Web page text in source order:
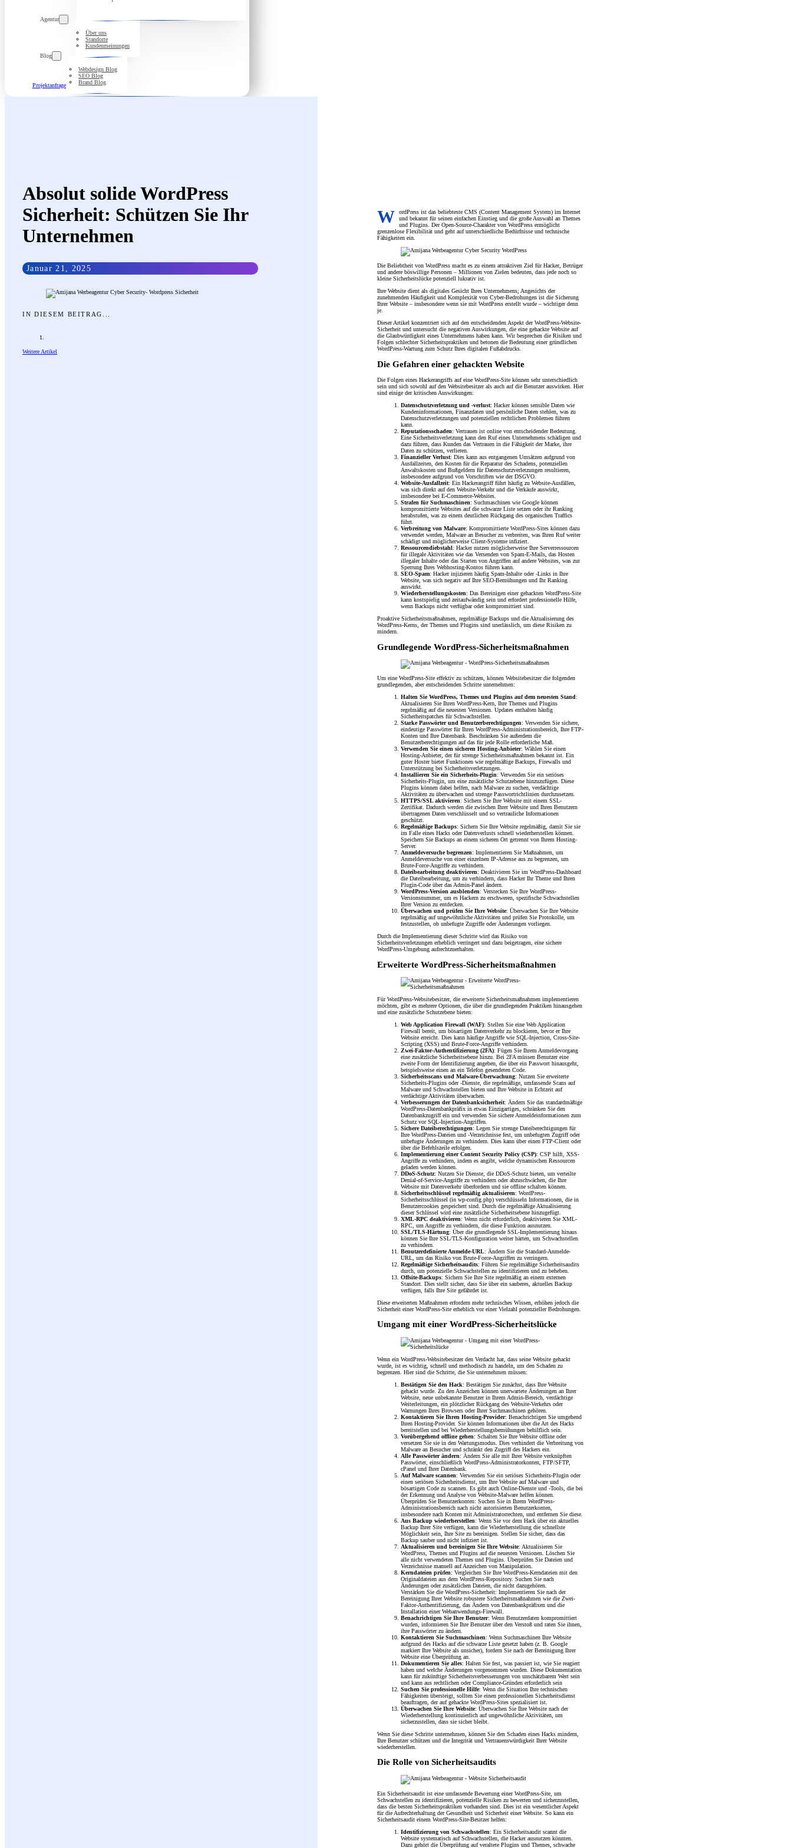
Agentur
Über uns
Standorte
Kundenmeinungen
Blog
Webdesign Blog
SEO Blog
Brand Blog
Projektanfrage
Absolut solide WordPress
Sicherheit: Schützen Sie Ihr
Unternehmen
Januar 21, 2025
IN DIESEM BEITRAG...
Weitere Artikel
W
ordPress ist das beliebteste CMS (Content Management System) im Internet
und bekannt für seinen einfachen Einstieg und die große Auswahl an Themes
und Plugins. Der Open-Source-Charakter von WordPress ermöglicht
grenzenlose Flexibilität und geht auf unterschiedliche Bedürfnisse und technische
Fähigkeiten ein.
Die Beliebtheit von WordPress macht es zu einem attraktiven Ziel für Hacker, Betrüger
und andere böswillige Personen – Millionen von Zielen bedeuten, dass jede noch so
kleine Sicherheitslücke potenziell lukrativ ist.
Ihre Website dient als digitales Gesicht Ihres Unternehmens; Angesichts der
zunehmenden Häufigkeit und Komplexität von Cyber-Bedrohungen ist die Sicherung
Ihrer Website – insbesondere wenn sie mit WordPress erstellt wurde – wichtiger denn
je.
Dieser Artikel konzentriert sich auf den entscheidenden Aspekt der WordPress-Website-
Sicherheit und untersucht die negativen Auswirkungen, die eine gehackte Website auf
die Glaubwürdigkeit eines Unternehmens haben kann. Wir besprechen die Risiken und
Folgen schlechter Sicherheitspraktiken und betonen die Bedeutung einer gründlichen
WordPress-Wartung zum Schutz Ihres digitalen Fußabdrucks.
Die Gefahren einer gehackten Website
Die Folgen eines Hackerangriffs auf eine WordPress-Site können sehr unterschiedlich
sein und sich sowohl auf den Websitebesitzer als auch auf die Benutzer auswirken. Hier
sind einige der kritischen Auswirkungen:
Datenschutzverletzung und -verlust: Hacker können sensible Daten wie
Kundeninformationen, Finanzdaten und persönliche Daten stehlen, was zu
Datenschutzverletzungen und potenziellen rechtlichen Problemen führen
kann.
Reputationsschaden: Vertrauen ist online von entscheidender Bedeutung.
Eine Sicherheitsverletzung kann den Ruf eines Unternehmens schädigen und
dazu führen, dass Kunden das Vertrauen in die Fähigkeit der Marke, ihre
Daten zu schützen, verlieren.
Finanzieller Verlust: Dies kann aus entgangenen Umsätzen aufgrund von
Ausfallzeiten, den Kosten für die Reparatur des Schadens, potenziellen
Anwaltskosten und Bußgeldern für Datenschutzverletzungen resultieren,
insbesondere aufgrund von Vorschriften wie der DSGVO.
Website-Ausfallzeit: Ein Hackerangriff führt häufig zu Website-Ausfällen,
was sich direkt auf den Website-Verkehr und die Verkäufe auswirkt,
insbesondere bei E-Commerce-Websites.
Strafen für Suchmaschinen: Suchmaschinen wie Google können
kompromittierte Websites auf die schwarze Liste setzen oder ihr Ranking
herabstufen, was zu einem deutlichen Rückgang des organischen Traffics
führt.
Verbreitung von Malware: Kompromittierte WordPress-Sites können dazu
verwendet werden, Malware an Besucher zu verbreiten, was Ihren Ruf weiter
schädigt und möglicherweise Client-Systeme infiziert.
Ressourcendiebstahl: Hacker nutzen möglicherweise Ihre Serverressourcen
für illegale Aktivitäten wie das Versenden von Spam-E-Mails, das Hosten
illegaler Inhalte oder das Starten von Angriffen auf andere Websites, was zur
Sperrung Ihres Webhosting-Kontos führen kann.
SEO-Spam: Hacker injizieren häufig Spam-Inhalte oder -Links in Ihre
Website, was sich negativ auf Ihre SEO-Bemühungen und Ihr Ranking
auswirkt.
Wiederherstellungskosten: Das Bereinigen einer gehackten WordPress-Site
kann kostspielig und zeitaufwändig sein und erfordert professionelle Hilfe,
wenn Backups nicht verfügbar oder kompromittiert sind.
Proaktive Sicherheitsmaßnahmen, regelmäßige Backups und die Aktualisierung des
WordPress-Kerns, der Themes und Plugins sind unerlässlich, um diese Risiken zu
mindern.
Grundlegende WordPress-Sicherheitsmaßnahmen
Um eine WordPress-Site effektiv zu schützen, können Websitebesitzer die folgenden
grundlegenden, aber entscheidenden Schritte unternehmen:
Halten Sie WordPress, Themes und Plugins auf dem neuesten Stand:
Aktualisieren Sie Ihren WordPress-Kern, Ihre Themes und Plugins
regelmäßig auf die neuesten Versionen. Updates enthalten häufig
Sicherheitspatches für Schwachstellen.
Starke Passwörter und Benutzerberechtigungen: Verwenden Sie sichere,
eindeutige Passwörter für Ihren WordPress-Administrationsbereich, Ihre FTP-
Konten und Ihre Datenbank. Beschränken Sie außerdem die
Benutzerberechtigungen auf das für jede Rolle erforderliche Maß.
Verwenden Sie einen sicheren Hosting-Anbieter: Wählen Sie einen
Hosting-Anbieter, der für strenge Sicherheitsmaßnahmen bekannt ist. Ein
guter Hoster bietet Funktionen wie regelmäßige Backups, Firewalls und
Unterstützung bei Sicherheitsverletzungen.
Installieren Sie ein Sicherheits-Plugin: Verwenden Sie ein seriöses
Sicherheits-Plugin, um eine zusätzliche Schutzebene hinzuzufügen. Diese
Plugins können dabei helfen, nach Malware zu suchen, verdächtige
Aktivitäten zu überwachen und strenge Passwortrichtlinien durchzusetzen.
HTTPS/SSL aktivieren: Sichern Sie Ihre Website mit einem SSL-
Zertifikat. Dadurch werden die zwischen Ihrer Website und Ihren Benutzern
übertragenen Daten verschlüsselt und so vertrauliche Informationen
geschützt.
Regelmäßige Backups: Sichern Sie Ihre Website regelmäßig, damit Sie sie
im Falle eines Hacks oder Datenverlusts schnell wiederherstellen können.
Speichern Sie Backups an einem sicheren Ort getrennt von Ihrem Hosting-
Server.
Anmeldeversuche begrenzen: Implementieren Sie Maßnahmen, um
Anmeldeversuche von einer einzelnen IP-Adresse aus zu begrenzen, um
Brute-Force-Angriffe zu verhindern.
Dateibearbeitung deaktivieren: Deaktivieren Sie im WordPress-Dashboard
die Dateibearbeitung, um zu verhindern, dass Hacker Ihr Theme und Ihren
Plugin-Code über das Admin-Panel ändern.
WordPress-Version ausblenden: Verstecken Sie Ihre WordPress-
Versionsnummer, um es Hackern zu erschweren, spezifische Schwachstellen
Ihrer Version zu entdecken.
Überwachen und prüfen Sie Ihre Website: Überwachen Sie Ihre Website
regelmäßig auf ungewöhnliche Aktivitäten und prüfen Sie Protokolle, um
festzustellen, ob unbefugte Zugriffe oder Änderungen vorliegen.
Durch die Implementierung dieser Schritte wird das Risiko von
Sicherheitsverletzungen erheblich verringert und dazu beigetragen, eine sichere
WordPress-Umgebung aufrechtzuerhalten.
Erweiterte WordPress-Sicherheitsmaßnahmen
Für WordPress-Websitebesitzer, die erweiterte Sicherheitsmaßnahmen implementieren
möchten, gibt es mehrere Optionen, die über die grundlegenden Praktiken hinausgehen
und eine zusätzliche Schutzebene bieten:
Web Application Firewall (WAF): Stellen Sie eine Web Application
Firewall bereit, um bösartigen Datenverkehr zu blockieren, bevor er Ihre
Website erreicht. Dies kann häufige Angriffe wie SQL-Injection, Cross-Site-
Scripting (XSS) und Brute-Force-Angriffe verhindern.
Zwei-Faktor-Authentifizierung (2FA): Fügen Sie Ihrem Anmeldevorgang
eine zusätzliche Sicherheitsebene hinzu. Bei 2FA müssen Benutzer eine
zweite Form der Identifizierung angeben, die über ein Passwort hinausgeht,
beispielsweise einen an ein Telefon gesendeten Code.
Sicherheitsscans und Malware-Überwachung: Nutzen Sie erweiterte
Sicherheits-Plugins oder -Dienste, die regelmäßige, umfassende Scans auf
Malware und Schwachstellen bieten und Ihre Website in Echtzeit auf
verdächtige Aktivitäten überwachen.
Verbesserungen der Datenbanksicherheit: Ändern Sie das standardmäßige
WordPress-Datenbankpräfix in etwas Einzigartiges, schränken Sie den
Datenbankzugriff ein und verwenden Sie sichere Anmeldeinformationen zum
Schutz vor SQL-Injection-Angriffen.
Sichere Dateiberechtigungen: Legen Sie strenge Dateiberechtigungen für
Ihre WordPress-Dateien und -Verzeichnisse fest, um unbefugten Zugriff oder
unbefugte Änderungen zu verhindern. Dies kann über einen FTP-Client oder
über die Befehlszeile erfolgen.
Implementierung einer Content Security Policy (CSP): CSP hilft, XSS-
Angriffe zu verhindern, indem es angibt, welche dynamischen Ressourcen
geladen werden können.
DDoS-Schutz: Nutzen Sie Dienste, die DDoS-Schutz bieten, um verteilte
Denial-of-Service-Angriffe zu verhindern oder abzuschwächen, die Ihre
Website mit Datenverkehr überfordern und sie offline schalten können.
Sicherheitsschlüssel regelmäßig aktualisieren: WordPress-
Sicherheitsschlüssel (in wp-config.php) verschlüsseln Informationen, die in
Benutzercookies gespeichert sind. Durch die regelmäßige Aktualisierung
dieser Schlüssel wird eine zusätzliche Sicherheitsebene hinzugefügt.
XML-RPC deaktivieren: Wenn nicht erforderlich, deaktivieren Sie XML-
RPC, um Angriffe zu verhindern, die diese Funktion ausnutzen.
SSL/TLS-Härtung: Über die grundlegende SSL-Implementierung hinaus
können Sie Ihre SSL/TLS-Konfiguration weiter härten, um Schwachstellen
zu verhindern.
Benutzerdefinierte Anmelde-URL: Ändern Sie die Standard-Anmelde-
URL, um das Risiko von Brute-Force-Angriffen zu verringern.
Regelmäßige Sicherheitsaudits: Führen Sie regelmäßige Sicherheitsaudits
durch, um potenzielle Schwachstellen zu identifizieren und zu beheben.
Offsite-Backups: Sichern Sie Ihre Site regelmäßig an einem externen
Standort. Dies stellt sicher, dass Sie über ein sauberes, aktuelles Backup
verfügen, falls Ihre Site gefährdet ist.
Diese erweiterten Maßnahmen erfordern mehr technisches Wissen, erhöhen jedoch die
Sicherheit einer WordPress-Site erheblich vor einer Vielzahl potenzieller Bedrohungen.
Umgang mit einer WordPress-Sicherheitslücke
Wenn ein WordPress-Websitebesitzer den Verdacht hat, dass seine Website gehackt
wurde, ist es wichtig, schnell und methodisch zu handeln, um den Schaden zu
begrenzen. Hier sind die Schritte, die Sie unternehmen müssen:
Bestätigen Sie den Hack: Bestätigen Sie zunächst, dass Ihre Website
gehackt wurde. Zu den Anzeichen können unerwartete Änderungen an Ihrer
Website, neue unbekannte Benutzer in Ihrem Admin-Bereich, verdächtige
Weiterleitungen, ein plötzlicher Rückgang des Website-Verkehrs oder
Warnungen Ihres Browsers oder Ihrer Suchmaschinen gehören.
Kontaktieren Sie Ihren Hosting-Provider: Benachrichtigen Sie umgehend
Ihren Hosting-Provider. Sie können Informationen über die Art des Hacks
bereitstellen und bei Wiederherstellungsbemühungen behilflich sein.
Vorübergehend offline gehen: Schalten Sie Ihre Website offline oder
versetzen Sie sie in den Wartungsmodus. Dies verhindert die Verbreitung von
Malware an Besucher und schränkt den Zugriff des Hackers ein.
Alle Passwörter ändern: Ändern Sie alle mit Ihrer Website verknüpften
Passwörter, einschließlich WordPress-Administratorkonten, FTP/SFTP,
cPanel und Ihrer Datenbank.
Auf Malware scannen: Verwenden Sie ein seriöses Sicherheits-Plugin oder
einen seriösen Sicherheitsdienst, um Ihre Website auf Malware und
bösartigen Code zu scannen. Es gibt auch Online-Dienste und -Tools, die bei
der Erkennung und Analyse von Website-Malware helfen können.
Überprüfen Sie Benutzerkonten: Suchen Sie in Ihrem WordPress-
Administrationsbereich nach nicht autorisierten Benutzerkonten,
insbesondere nach Konten mit Administratorrechten, und entfernen Sie diese.
Aus Backup wiederherstellen: Wenn Sie vor dem Hack über ein aktuelles
Backup Ihrer Site verfügen, kann die Wiederherstellung die schnellste
Möglichkeit sein, Ihre Site zu bereinigen. Stellen Sie sicher, dass das
Backup sauber und nicht infiziert ist.
Aktualisieren und bereinigen Sie Ihre Website: Aktualisieren Sie
WordPress, Themes und Plugins auf die neuesten Versionen. Löschen Sie
alle nicht verwendeten Themes und Plugins. Überprüfen Sie Dateien und
Verzeichnisse manuell auf Anzeichen von Manipulation.
Kerndateien prüfen: Vergleichen Sie Ihre WordPress-Kerndateien mit den
Originaldateien aus dem WordPress-Repository. Suchen Sie nach
Änderungen oder zusätzlichen Dateien, die nicht dazugehören.
Verstärken Sie die WordPress-Sicherheit: Implementieren Sie nach der
Bereinigung Ihrer Website robustere Sicherheitsmaßnahmen wie die Zwei-
Faktor-Authentifizierung, das Ändern von Datenbankpräfixen und die
Installation einer Webanwendungs-Firewall.
Benachrichtigen Sie Ihre Benutzer: Wenn Benutzerdaten kompromittiert
wurden, informieren Sie Ihre Benutzer über den Verstoß und raten Sie ihnen,
ihre Passwörter zu ändern.
Kontaktieren Sie Suchmaschinen: Wenn Suchmaschinen Ihre Website
aufgrund des Hacks auf die schwarze Liste gesetzt haben (z. B. Google
markiert Ihre Website als unsicher), fordern Sie nach der Bereinigung Ihrer
Website eine Überprüfung an.
Dokumentieren Sie alles: Halten Sie fest, was passiert ist, wie Sie reagiert
haben und welche Änderungen vorgenommen wurden. Diese Dokumentation
kann für zukünftige Sicherheitsverbesserungen von unschätzbarem Wert sein
und kann aus rechtlichen oder Compliance-Gründen erforderlich sein
Suchen Sie professionelle Hilfe: Wenn die Situation Ihre technischen
Fähigkeiten übersteigt, sollten Sie einen professionellen Sicherheitsdienst
beauftragen, der auf gehackte WordPress-Sites spezialisiert ist.
Überwachen Sie Ihre Website: Überwachen Sie Ihre Website nach der
Wiederherstellung kontinuierlich auf ungewöhnliche Aktivitäten, um
sicherzustellen, dass sie sicher bleibt.
Wenn Sie diese Schritte unternehmen, können Sie den Schaden eines Hacks mindern,
Ihre Benutzer schützen und die Integrität und Vertrauenswürdigkeit Ihrer Website
wiederherstellen.
Die Rolle von Sicherheitsaudits
Ein Sicherheitsaudit ist eine umfassende Bewertung einer WordPress-Site, um
Schwachstellen zu identifizieren, potenzielle Risiken zu bewerten und sicherzustellen,
dass die besten Sicherheitspraktiken vorhanden sind. Dies ist ein wesentlicher Aspekt
für die Aufrechterhaltung der Gesundheit und Sicherheit einer Website. So kann ein
Sicherheitsaudit einem WordPress-Site-Besitzer helfen:
Identifizierung von Schwachstellen: Ein Sicherheitsaudit scannt die
Website systematisch auf Schwachstellen, die Hacker ausnutzen könnten.
Dazu gehört die Überprüfung auf veraltete Plugins und Themes, schwache